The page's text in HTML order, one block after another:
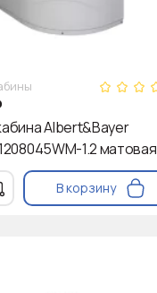
Albert&Bayer
1.2 матовая
В корзину